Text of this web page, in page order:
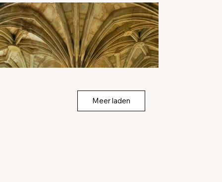
Meer laden